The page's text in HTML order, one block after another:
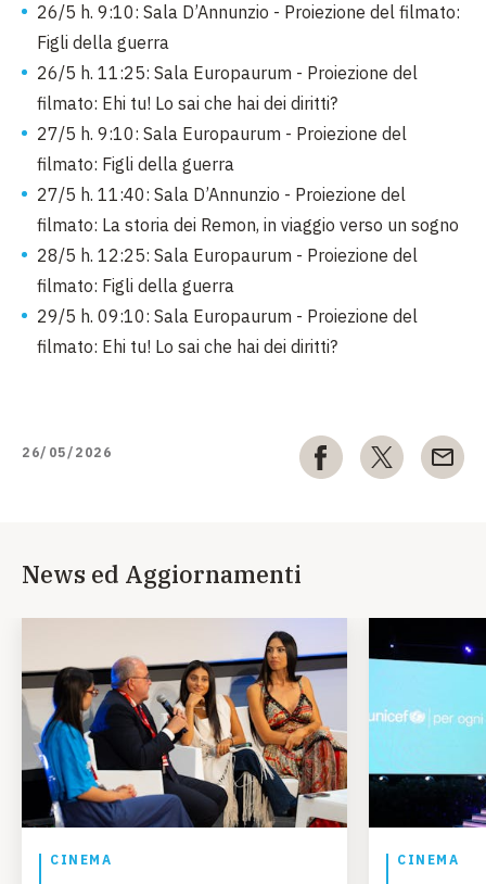
26/5 h. 9:10: Sala D’Annunzio - Proiezione del filmato:
Figli della guerra
26/5 h. 11:25: Sala Europaurum - Proiezione del
filmato: Ehi tu! Lo sai che hai dei diritti?
27/5 h. 9:10: Sala Europaurum - Proiezione del
filmato: Figli della guerra
27/5 h. 11:40: Sala D’Annunzio - Proiezione del
filmato: La storia dei Remon, in viaggio verso un sogno
28/5 h. 12:25: Sala Europaurum - Proiezione del
filmato: Figli della guerra
29/5 h. 09:10: Sala Europaurum - Proiezione del
filmato: Ehi tu! Lo sai che hai dei diritti?
26/05/2026
News ed Aggiornamenti
CINEMA CINEMA